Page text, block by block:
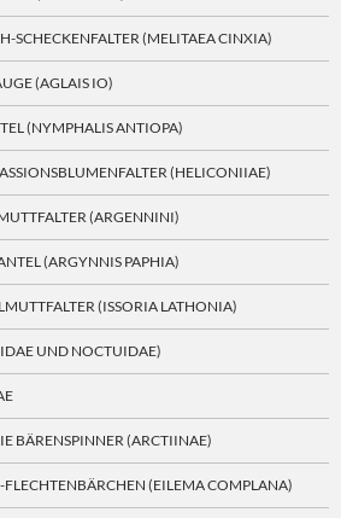
SCHECKENFALTER (MELITAEA CINXIA)
(AGLAIS IO)
(NYMPHALIS ANTIOPA)
(HELICONIIAE)
(ARGENNINI)
(ARGYNNIS PAPHIA)
(ISSORIA LATHONIA)
UND NOCTUIDAE)
BÄRENSPINNER (ARCTIINAE)
FLECHTENBÄRCHEN (EILEMA COMPLANA)